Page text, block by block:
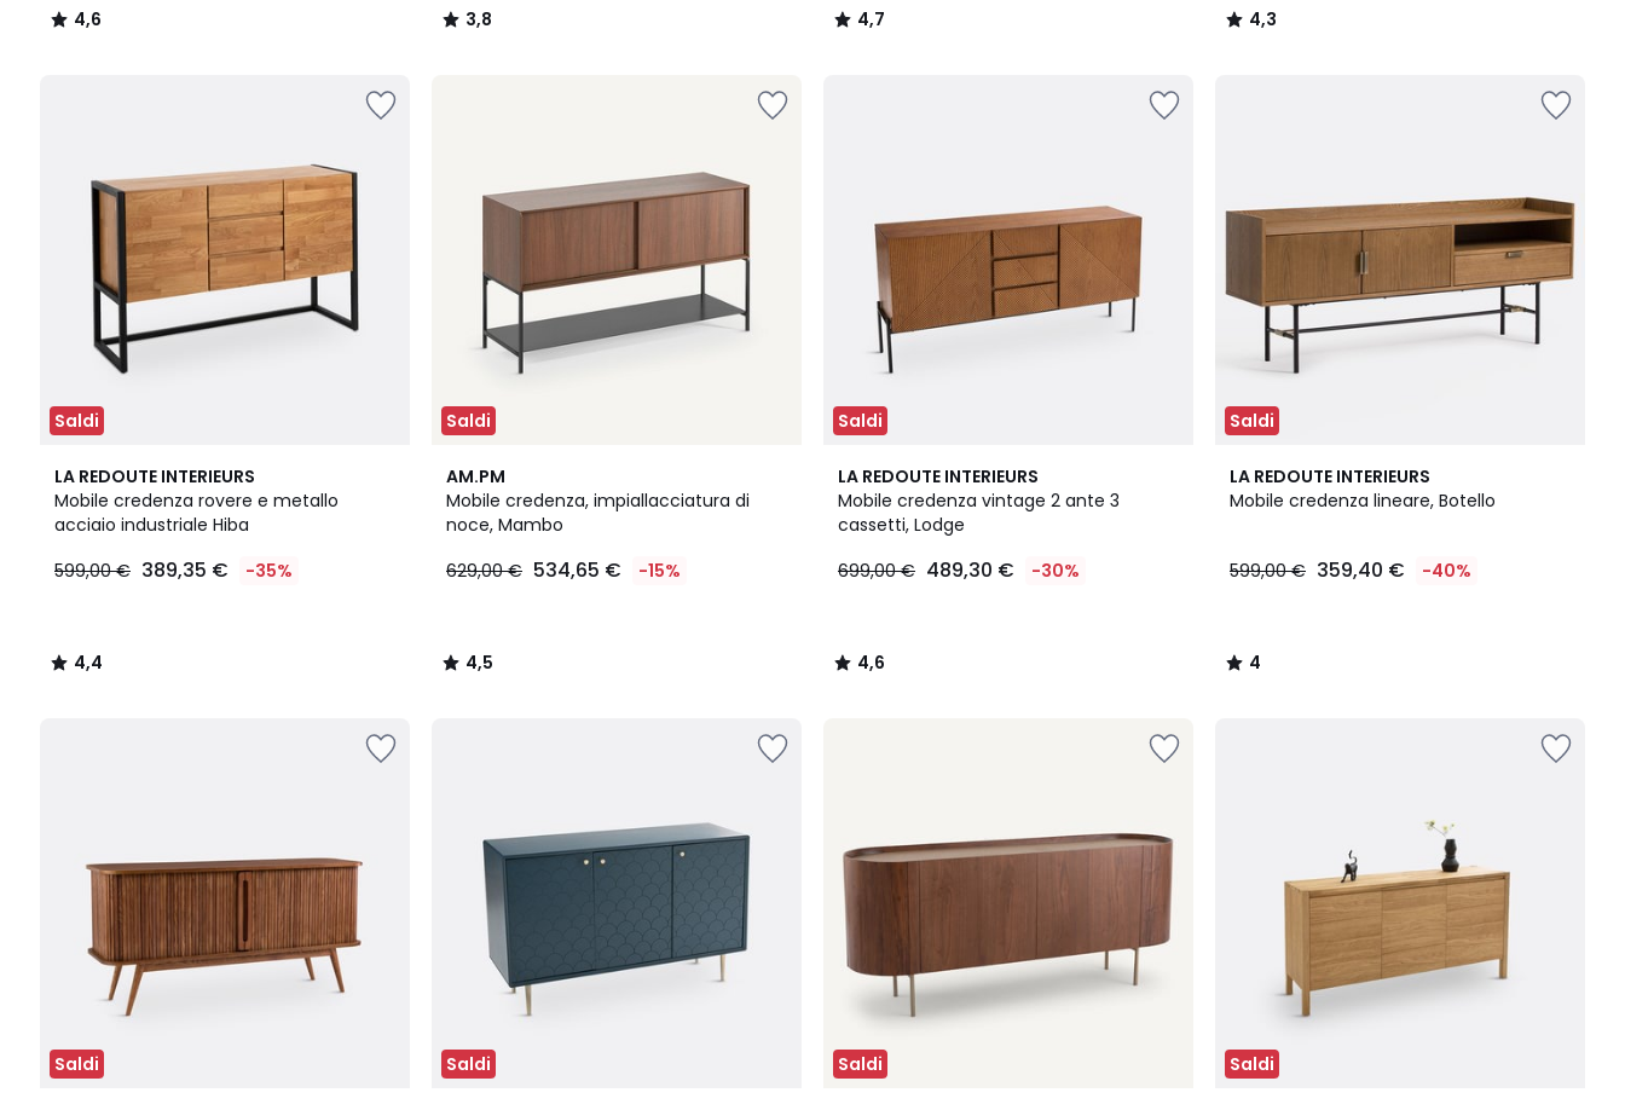
4,6
/
3,8
/
4,7
/
4,3
/
Saldi
LA REDOUTE INTERIEURS
Mobile credenza rovere e metallo
acciaio industriale Hiba
599,00 € 389,35 € -35%
4,4
/ 5
4,4
/
Saldi
AM.PM
Mobile credenza, impiallacciatura di
noce, Mambo
629,00 € 534,65 € -15%
4,5
/ 5
4,5
/
Saldi
LA REDOUTE INTERIEURS
Mobile credenza vintage 2 ante 3
cassetti, Lodge
699,00 € 489,30 € -30%
4,6
/ 5
4,6
/
Saldi
LA REDOUTE INTERIEURS
Mobile credenza lineare, Botello
599,00 € 359,40 € -40%
4
/
4
/
Saldi Saldi Saldi Saldi